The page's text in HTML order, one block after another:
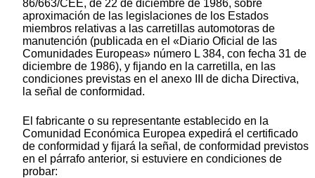
86/663/CEE, de 22 de diciembre de 1986, sobre
aproximación de las legislaciones de los Estados
miembros relativas a las carretillas automotoras de
manutención (publicada en el «Diario Oficial de las
Comunidades Europeas» número L 384, con fecha 31 de
diciembre de 1986), y fijando en la carretilla, en las
condiciones previstas en el anexo III de dicha Directiva,
la señal de conformidad.
El fabricante o su representante establecido en la
Comunidad Económica Europea expedirá el certificado
de conformidad y fijará la señal, de conformidad previstos
en el párrafo anterior, si estuviere en condiciones de
probar: